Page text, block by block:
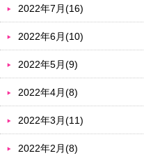
2022年7月(16)
2022年6月(10)
2022年5月(9)
2022年4月(8)
2022年3月(11)
2022年2月(8)